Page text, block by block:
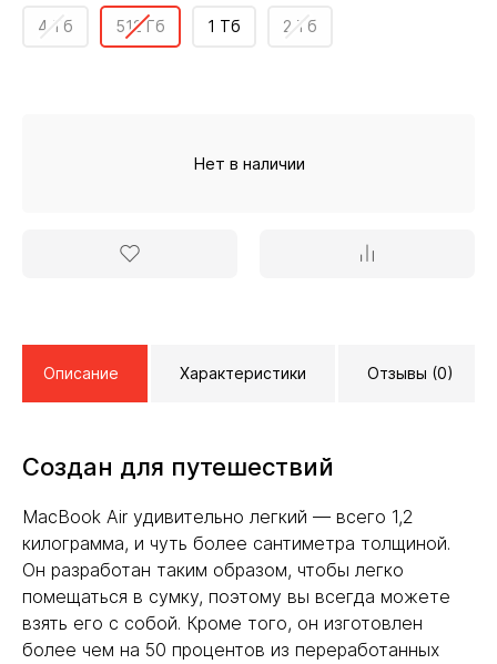
512 Гб 1 Тб 2 Тб
4 Тб
Нет в наличии
Описание Характеристики Отзывы (0)
Создан для путешествий
MacBook Air удивительно легкий — всего 1,2
килограмма, и чуть более сантиметра толщиной.
Он разработан таким образом, чтобы легко
помещаться в сумку, поэтому вы всегда можете
взять его с собой. Кроме того, он изготовлен
более чем на 50 процентов из переработанных